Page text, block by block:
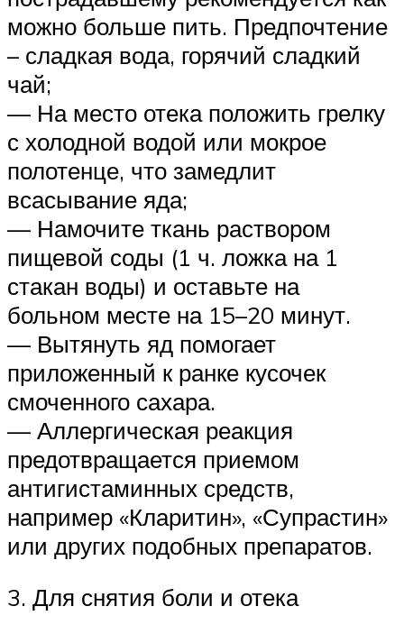
можно больше пить. Предпочтение
– сладкая вода, горячий сладкий
чай;
— На место отека положить грелку
с холодной водой или мокрое
полотенце, что замедлит
всасывание яда;
— Намочите ткань раствором
пищевой соды (1 ч. ложка на 1
стакан воды) и оставьте на
больном месте на 15–20 минут.
— Вытянуть яд помогает
приложенный к ранке кусочек
смоченного сахара.
— Аллергическая реакция
предотвращается приемом
антигистаминных средств,
например «Кларитин», «Супрастин»
или других подобных препаратов.
3. Для снятия боли и отека